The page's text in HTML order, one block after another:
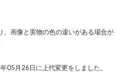
画像と実物の色の違いがある場合が
月26日に上代変更をしました。